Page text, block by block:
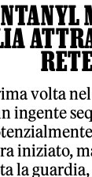
volta nel
ingente
iniziato,
la